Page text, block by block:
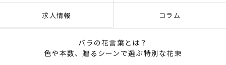
求人情報 コラム
バラの花言葉とは？
色や本数、贈るシーンで選ぶ特別な花束